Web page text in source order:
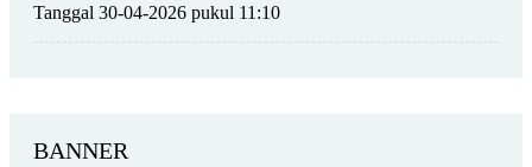
Tanggal 30-04-2026 pukul 11:10
BANNER